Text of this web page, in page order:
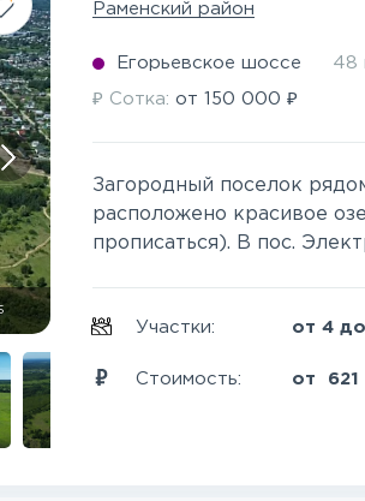
Раменский район
Егорьевское шоссе 48
₽ Сотка:от150 000 ₽
Загородный поселок
расположено красивое
прописаться). В пос.
Участки: от 4
Стоимость: от